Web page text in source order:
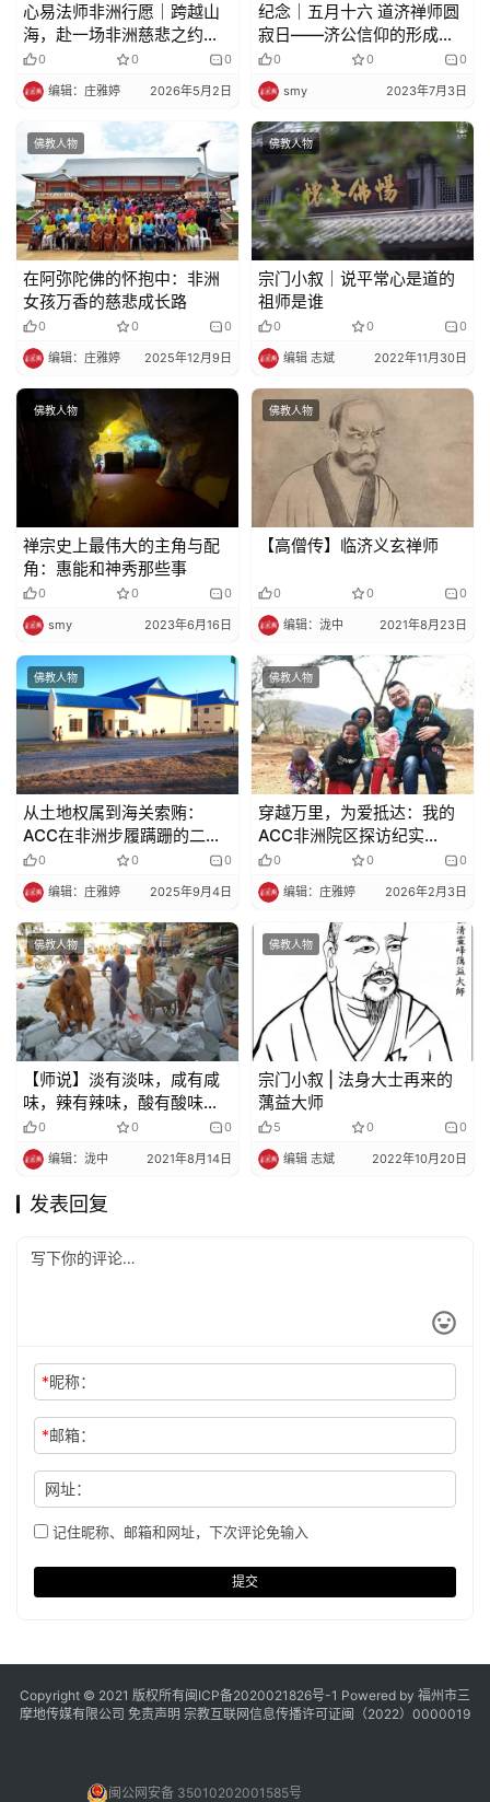
心易法师非洲行愿｜跨越山
海，赴一场非洲慈悲之约
（三）
0 0 0
编辑：庄雅婷 2026年5月2日
纪念｜五月十六 道济禅师圆
寂日——济公信仰的形成和
对后世的影响
0 0 0
smy 2023年7月3日
佛教人物
在阿弥陀佛的怀抱中：非洲
女孩万香的慈悲成长路
0 0 0
编辑：庄雅婷 2025年12月9日
佛教人物
宗门小叙｜说平常心是道的
祖师是谁
0 0 0
编辑 志斌 2022年11月30日
佛教人物
禅宗史上最伟大的主角与配
角：惠能和神秀那些事
0 0 0
smy 2023年6月16日
佛教人物
【高僧传】临济义玄禅师
0 0 0
编辑：泷中 2021年8月23日
佛教人物
从土地权属到海关索贿：
ACC在非洲步履蹒跚的二十
年​​0 0 0
编辑：庄雅婷 2025年9月4日
佛教人物
穿越万里，为爱抵达：我的
ACC非洲院区探访纪实
（上）
0 0 0
编辑：庄雅婷 2026年2月3日
佛教人物
【师说】淡有淡味，咸有咸
味，辣有辣味，酸有酸味，
如有禅心，都是好味
0 0 0
编辑：泷中 2021年8月14日
佛教人物
宗门小叙 | 法身大士再来的
蕅益大师
5 0 0
编辑 志斌 2022年10月20日
发表回复
*昵称：
*邮箱：
网址：
记住昵称、邮箱和网址，下次评论免输入
提交
Copyright © 2021 版权所有闽ICP备2020021826号-1 Powered by 福州市三
摩地传媒有限公司 免责声明 宗教互联网信息传播许可证闽（2022）0000019
闽公网安备 35010202001585号